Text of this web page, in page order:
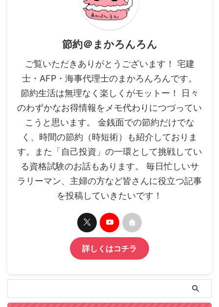
節約＠まかろんろん
ご覧いただきありがとうございます！ 宅建
士・AFP・海事代理士のまかろんろんです。
節約生活は無理なく楽しくがモットー！ 日々
のわずかなお得情報をメモ代わりにつづってい
こうと思います。 金銭面での節約だけでな
く、時間の節約（時短術）も紹介しておりま
す。また「自己投資」の一環として挑戦してい
る資格試験のお話もあります。 毎日忙しいサ
ラリーマン、主婦の方など皆さんに役立つ記事
を投稿していきたいです！
詳しくはコチラ